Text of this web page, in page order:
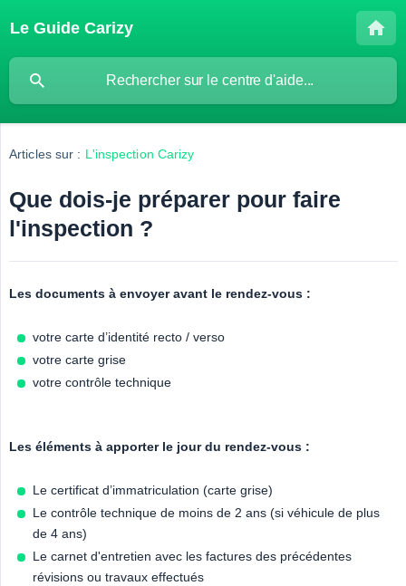
Le Guide Carizy
Articles sur : L'inspection Carizy
Que dois-je préparer pour faire
l'inspection ?
Les documents à envoyer avant le rendez-vous :
votre carte d’identité recto / verso
votre carte grise
votre contrôle technique
Les éléments à apporter le jour du rendez-vous :
Le certificat d’immatriculation (carte grise)
Le contrôle technique de moins de 2 ans (si véhicule de plus
de 4 ans)
Le carnet d'entretien avec les factures des précédentes
révisions ou travaux effectués